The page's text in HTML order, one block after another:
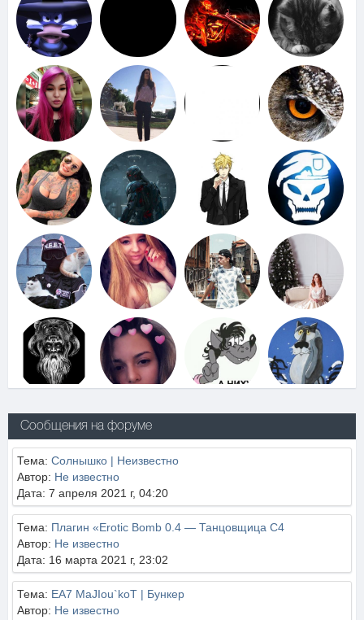
Сообщения на форуме
Тема: Солнышко | Неизвестно
Автор: Не известно
Дата: 7 апреля 2021 г, 04:20
Тема: Плагин «Erotic Bomb 0.4 — Танцовщица C4
Автор: Не известно
Дата: 16 марта 2021 г, 23:02
Тема: EA7 MaJIou`koT | Бункер
Автор: Не известно